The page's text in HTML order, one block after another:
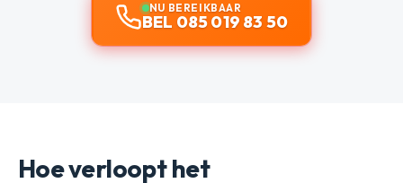
NU BEREIKBAAR
BEL 085 019 83 50
Hoe verloopt het